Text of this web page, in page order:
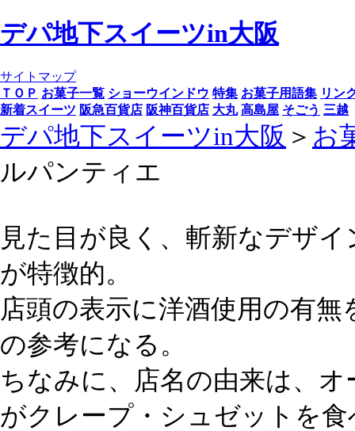
デパ地下スイーツin大阪
サイトマップ
ＴＯＰ お菓子一覧 ショーウインドウ 特集 お菓子用語集 リン
新着スイーツ 阪急百貨店 阪神百貨店 大丸 高島屋 そごう 三越
デパ地下スイーツin大阪 ＞ お
ルパンティエ
見た目が良く、斬新なデザ
が特徴的。
店頭の表示に洋酒使用の有
の参考になる。
ちなみに、店名の由来は、
がクレープ・シュゼットを